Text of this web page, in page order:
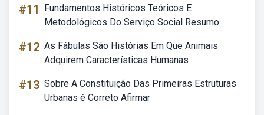
#11
Fundamentos Históricos Teóricos E
Metodológicos Do Serviço Social Resumo
#12 As Fábulas São Histórias Em Que Animais
Adquirem Características Humanas
#13 Sobre A Constituição Das Primeiras Estruturas
Urbanas é Correto Afirmar